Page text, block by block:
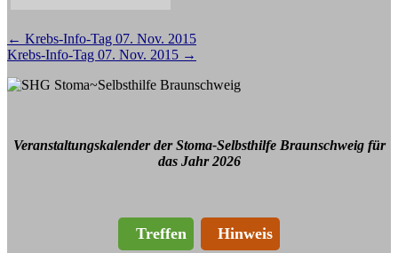
Beitragsnavigation
← Krebs-Info-Tag 07. Nov. 2015
Krebs-Info-Tag 07. Nov. 2015 →
Veranstaltungskalender der Stoma-Selbsthilfe Braunschweig für
das Jahr 2026
Treffen Hinweis